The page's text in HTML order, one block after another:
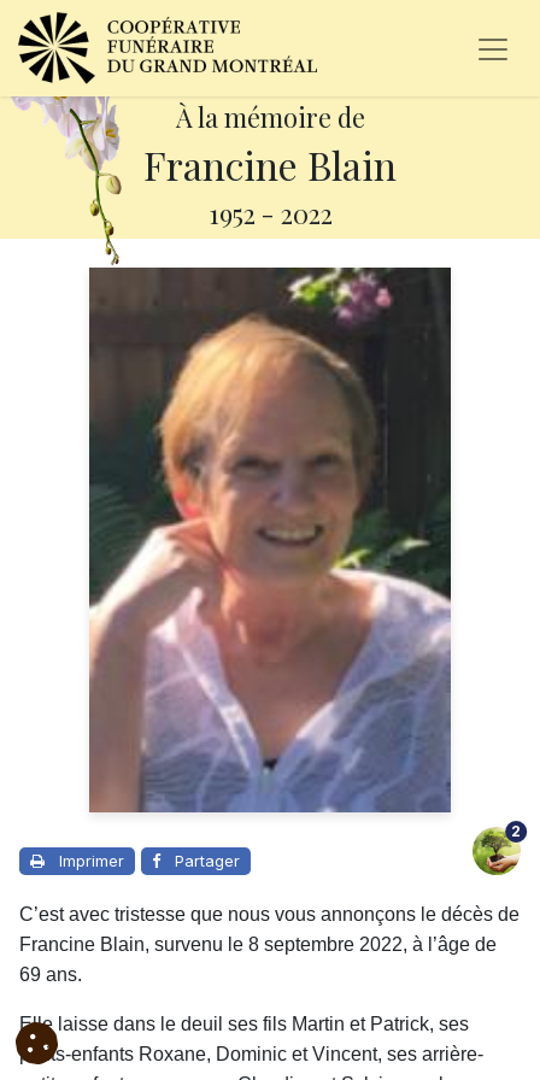
À la mémoire de
Francine Blain
1952 - 2022
Imprimer Partager
2
C’est avec tristesse que nous vous annonçons le décès de
Francine Blain, survenu le 8 septembre 2022, à l’âge de
69 ans.
Elle laisse dans le deuil ses fils Martin et Patrick, ses
petits-enfants Roxane, Dominic et Vincent, ses arrière-